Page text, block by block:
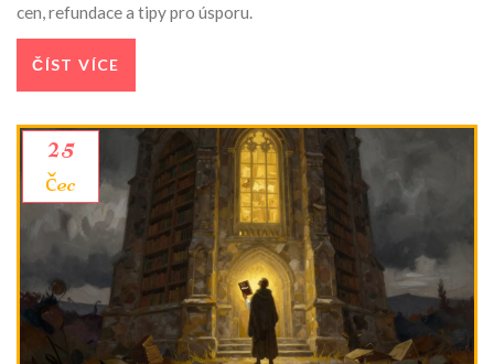
cen, refundace a tipy pro úsporu.
ČÍST VÍCE
25
čec